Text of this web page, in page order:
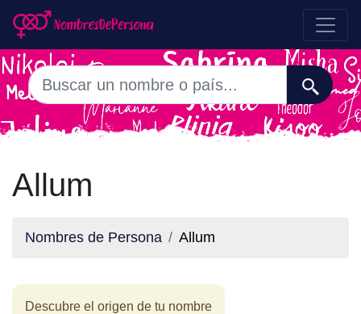
Allum
Nombres de Persona Allum
Descubre el origen de tu nombre